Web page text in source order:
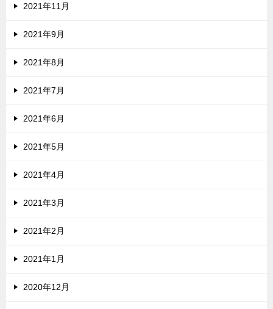
2021年11月
2021年9月
2021年8月
2021年7月
2021年6月
2021年5月
2021年4月
2021年3月
2021年2月
2021年1月
2020年12月